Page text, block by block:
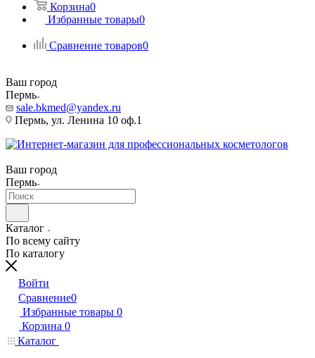
Корзина0
Избранные товары0
Сравнение товаров0
Ваш город
Пермь
sale.bkmed@yandex.ru
Пермь, ул. Ленина 10 оф.1
Ваш город
Пермь
Каталог
По всему сайту
По каталогу
Войти
Сравнение0
Избранные товары 0
Корзина 0
Каталог